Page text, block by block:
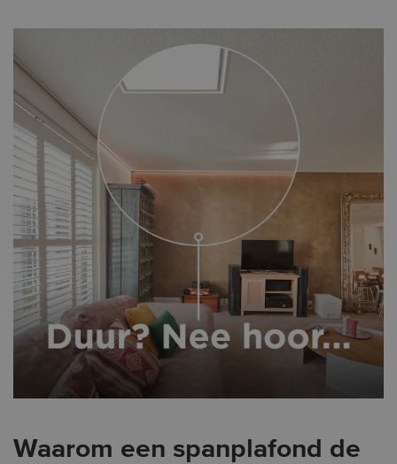
Waarom een spanplafond de